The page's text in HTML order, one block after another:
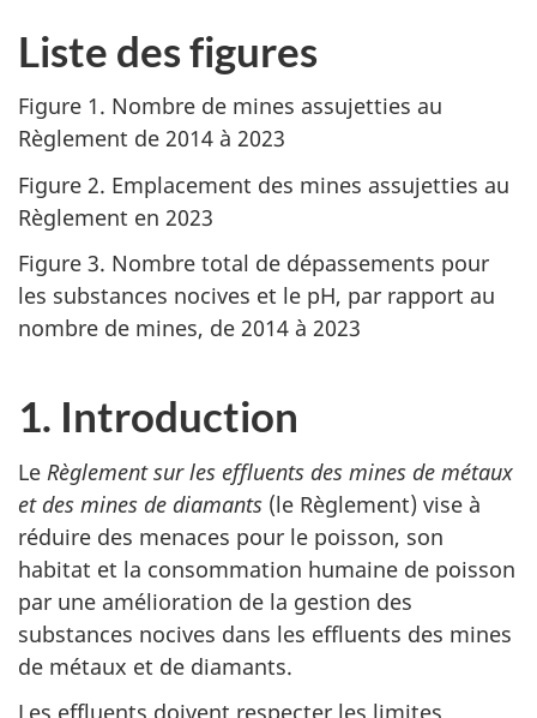
Liste des figures
Figure 1. Nombre de mines assujetties au
Règlement de 2014 à 2023
Figure 2. Emplacement des mines assujetties au
Règlement en 2023
Figure 3. Nombre total de dépassements pour
les substances nocives et le pH, par rapport au
nombre de mines, de 2014 à 2023
1. Introduction
Le Règlement sur les effluents des mines de métaux
et des mines de diamants (le Règlement) vise à
réduire des menaces pour le poisson, son
habitat et la consommation humaine de poisson
par une amélioration de la gestion des
substances nocives dans les effluents des mines
de métaux et de diamants.
Les effluents doivent respecter les limites